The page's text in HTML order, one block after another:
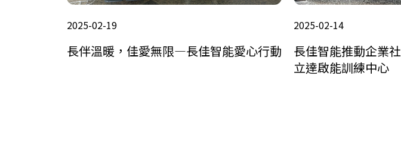
2025-02-19
長伴溫暖，佳愛無限—長佳智能愛心行動
2025-02-14
長佳智能推動企業
立達啟能訓練中心